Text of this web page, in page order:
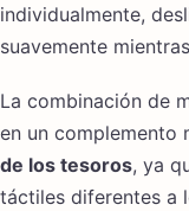
individualmente,
suavemente
La combinación de
en un complemento
de los tesoros, ya
táctiles diferentes a